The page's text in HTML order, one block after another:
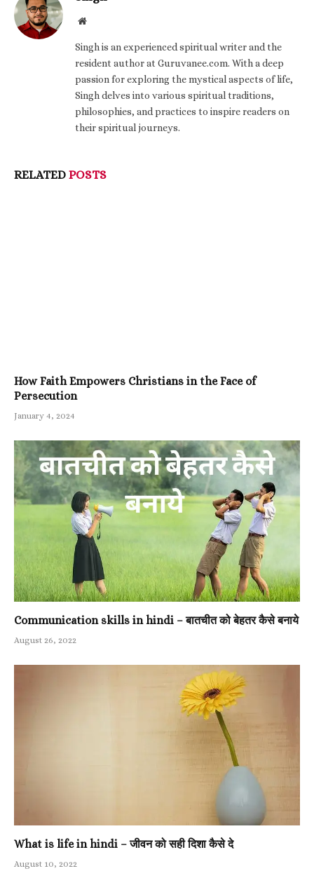
Website
Singh is an experienced spiritual writer and the
resident author at Guruvanee.com. With a deep
passion for exploring the mystical aspects of life,
Singh delves into various spiritual traditions,
philosophies, and practices to inspire readers on
their spiritual journeys.
RELATED POSTS
How Faith Empowers Christians in the Face of
Persecution
January 4, 2024
Communication skills in hindi – बातचीत को बेहतर कैसे बनाये
August 26, 2022
What is life in hindi – जीवन को सही दिशा कैसे दे
August 10, 2022